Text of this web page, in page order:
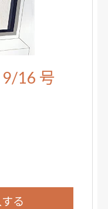
16 号
る